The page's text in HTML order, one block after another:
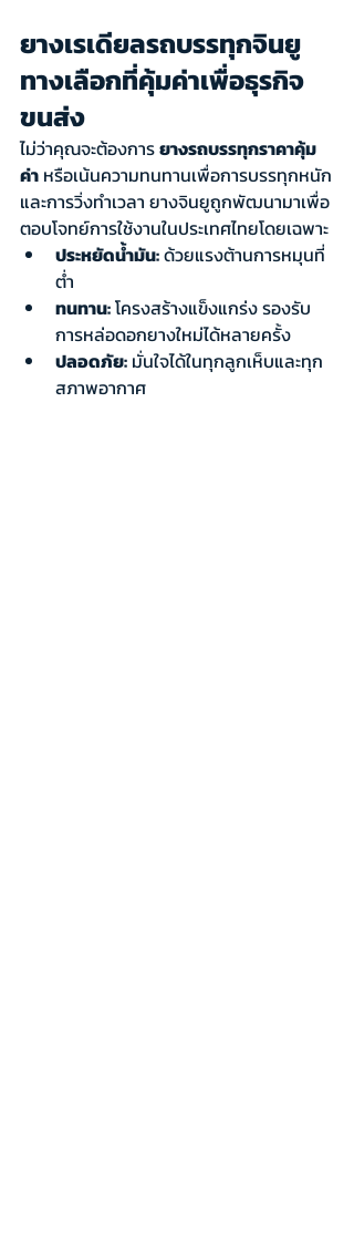
ยางเรเดียลรถบรรทุกจินยู
ทางเลือกที่คุ้มค่าเพื่อธุรกิจ
ขนส่ง
ไม่ว่าคุณจะต้องการ ยางรถบรรทุกราคาคุ้ม
ค่า หรือเน้นความทนทานเพื่อการบรรทุกหนัก
และการวิ่งทำเวลา ยางจินยูถูกพัฒนามาเพื่อ
ตอบโจทย์การใช้งานในประเทศไทยโดยเฉพาะ
ประหยัดน้ำมัน: ด้วยแรงต้านการหมุนที่
ต่ำ
ทนทาน: โครงสร้างแข็งแกร่ง รองรับ
การหล่อดอกยางใหม่ได้หลายครั้ง
ปลอดภัย: มั่นใจได้ในทุกลูกเห็บและทุก
สภาพอากาศ